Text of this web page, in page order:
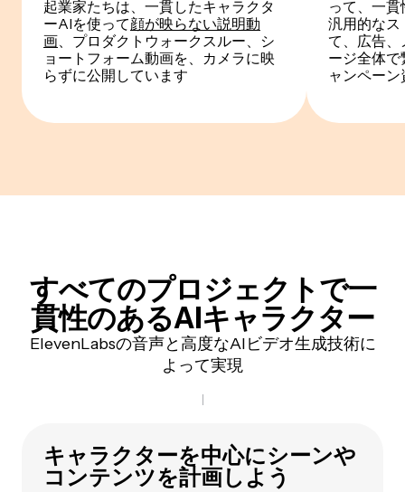
起業家たちは、一貫したキャラクタ
ーAIを使って顔が映らない説明動
画、プロダクトウォークスルー、シ
ョートフォーム動画を、カメラに映
らずに公開しています
って、一
汎用的なス
て、広告、
ージ全体
ャンペー
すべてのプロジェクトで一
貫性のあるAIキャラクター
ElevenLabsの音声と高度なAIビデオ生成技術に
よって実現
キャラクターを中心にシーンや
コンテンツを計画しよう